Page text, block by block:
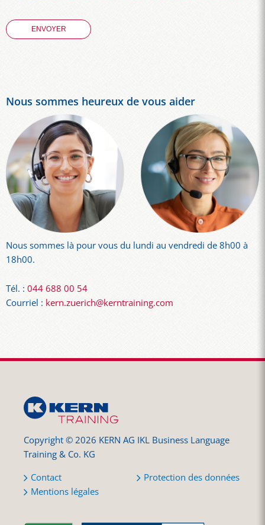
Nous sommes heureux de vous aider
Nous sommes là pour vous du lundi au vendredi de 8h00 à
18h00.
Tél. : 044 688 00 54
Courriel : kern.zuerich@kerntraining.com
Copyright © 2026 KERN AG IKL Business Language
Training & Co. KG
Contact
Mentions légales
Protection des données